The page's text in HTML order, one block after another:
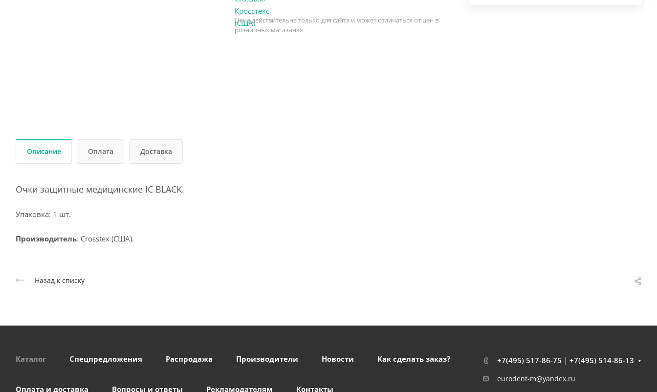
Цена действительна только для сайта и может отличаться от цен в
розничных магазинах
Описание Оплата Доставка
Очки защитные медицинские IC BLACK.
Упаковка: 1 шт.
Производитель: Crosstex (США).
Назад к списку
Каталог Спецпредложения Распродажа Производители Новости Как сделать заказ?
Оплата и доставка Вопросы и ответы Рекламодателям Контакты
+7(495) 517-86-75 | +7(495) 514-86-13
eurodent-m@yandex.ru